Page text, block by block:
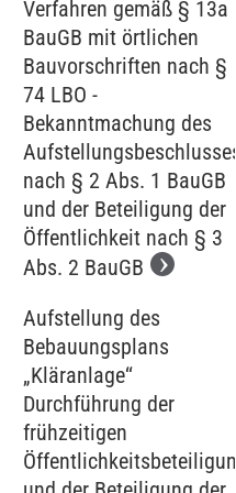
Verfahren gemäß § 13a
BauGB mit örtlichen
Bauvorschriften nach §
74 LBO -
Bekanntmachung des
Aufstellungsbeschlusses
nach § 2 Abs. 1 BauGB
und der Beteiligung der
Öffentlichkeit nach § 3
Abs. 2 BauGB
Aufstellung des
Bebauungsplans
„Kläranlage‘‘
Durchführung der
frühzeitigen
Öffentlichkeitsbeteiligung